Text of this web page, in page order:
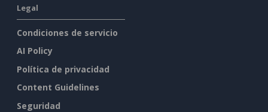
Legal
Condiciones de servicio
AI Policy
Política de privacidad
Content Guidelines
Seguridad